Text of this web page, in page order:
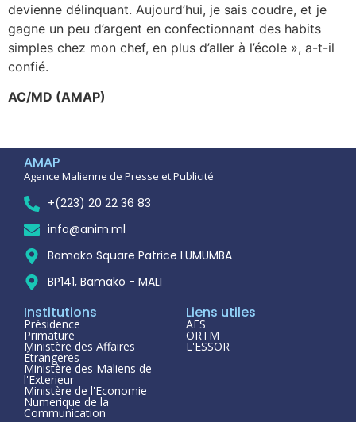
devienne délinquant. Aujourd’hui, je sais coudre, et je
gagne un peu d’argent en confectionnant des habits
simples chez mon chef, en plus d’aller à l’école », a-t-il
confié.
AC/MD (AMAP)
AMAP
Agence Malienne de Presse et Publicité
+(223) 20 22 36 83
info@anim.ml
Bamako Square Patrice LUMUMBA
BP141, Bamako - MALI
Institutions
Présidence
Primature
Ministère des Affaires
Étrangeres
Ministère des Maliens de
l'Exterieur
Ministère de l'Economie
Numerique de la
Communication
Liens utiles
AES
ORTM
L'ESSOR